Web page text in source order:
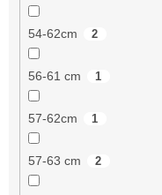
54-62cm 2
56-61 cm 1
57-62cm 1
57-63 cm 2